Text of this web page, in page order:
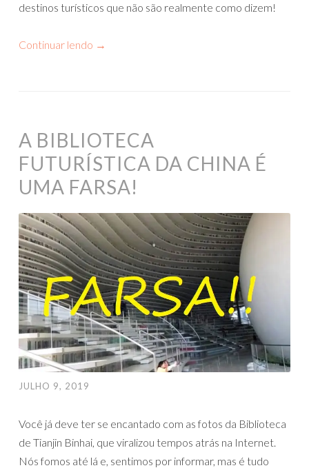
destinos turísticos que não são realmente como dizem!
Continuar lendo →
A BIBLIOTECA
FUTURÍSTICA DA CHINA É
UMA FARSA!
JULHO 9, 2019
Você já deve ter se encantado com as fotos da Biblioteca
de Tianjin Binhai, que viralizou tempos atrás na Internet.
Nós fomos até lá e, sentimos por informar, mas é tudo